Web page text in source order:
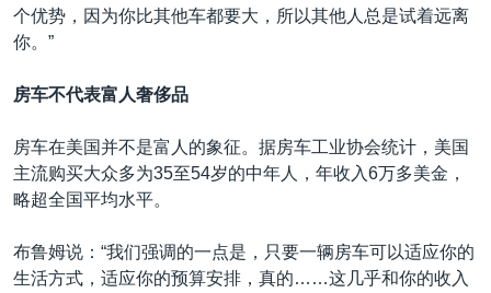
个优势，因为你比其他车都要大，所以其他人总是试着远离
你。”
房车不代表富人奢侈品
房车在美国并不是富人的象征。据房车工业协会统计，美国
主流购买大众多为35至54岁的中年人，年收入6万多美金，
略超全国平均水平。
布鲁姆说：“我们强调的一点是，只要一辆房车可以适应你的
生活方式，适应你的预算安排，真的……这几乎和你的收入